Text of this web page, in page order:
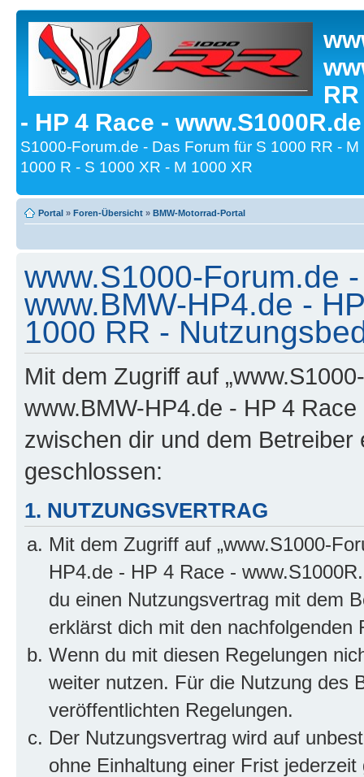
- HP 4 Race -
S1000-Forum.de - Das Forum für S 1000 RR -
1000 R - S 1000 XR - M 1000 XR
Portal » Foren-Übersicht » BMW-Motorrad-Portal
www.S1000-Forum.de
www.BMW-HP4.de -
1000 RR -
Mit dem Zugriff auf
www.BMW-HP4.de - HP 4
zwischen dir und dem
geschlossen:
1. NUTZUNGSVERTRAG
Mit dem Zugriff auf „www.S1000-
HP4.de - HP 4 Race -
du einen Nutzungsvertrag mit dem
erklärst dich mit den nachfolgenden
Wenn du mit diesen Regelungen
weiter nutzen. Für die Nutzung des
veröffentlichten Regelungen.
Der Nutzungsvertrag wird auf
ohne Einhaltung einer Frist